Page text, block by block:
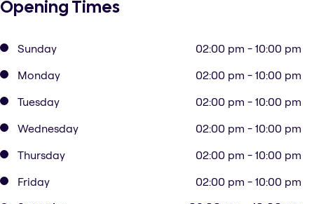
Opening Times
Sunday
02:00 pm - 10:00 pm
Monday
02:00 pm - 10:00 pm
Tuesday
02:00 pm - 10:00 pm
Wednesday
02:00 pm - 10:00 pm
Thursday
02:00 pm - 10:00 pm
Friday
02:00 pm - 10:00 pm